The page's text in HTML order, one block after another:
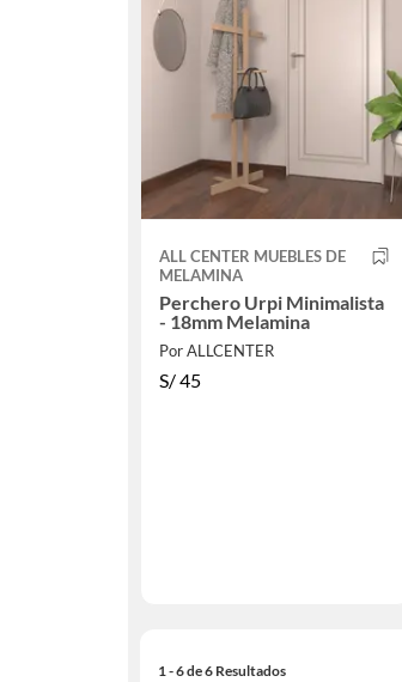
ALL CENTER MUEBLES DE
MELAMINA
Perchero Urpi Minimalista
- 18mm Melamina
Por ALLCENTER
S/45
1 - 6 de 6 Resultados